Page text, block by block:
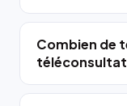
Combien de